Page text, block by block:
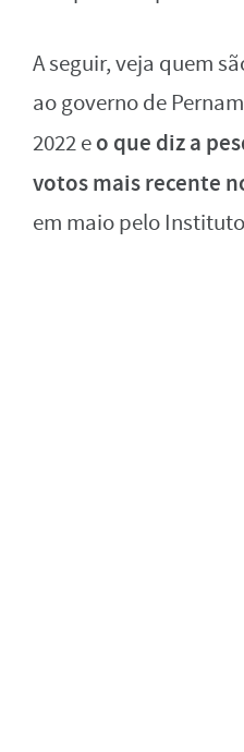
A seguir, veja quem
ao governo de
2022 eo que diz a
votos mais recente
em maio pelo